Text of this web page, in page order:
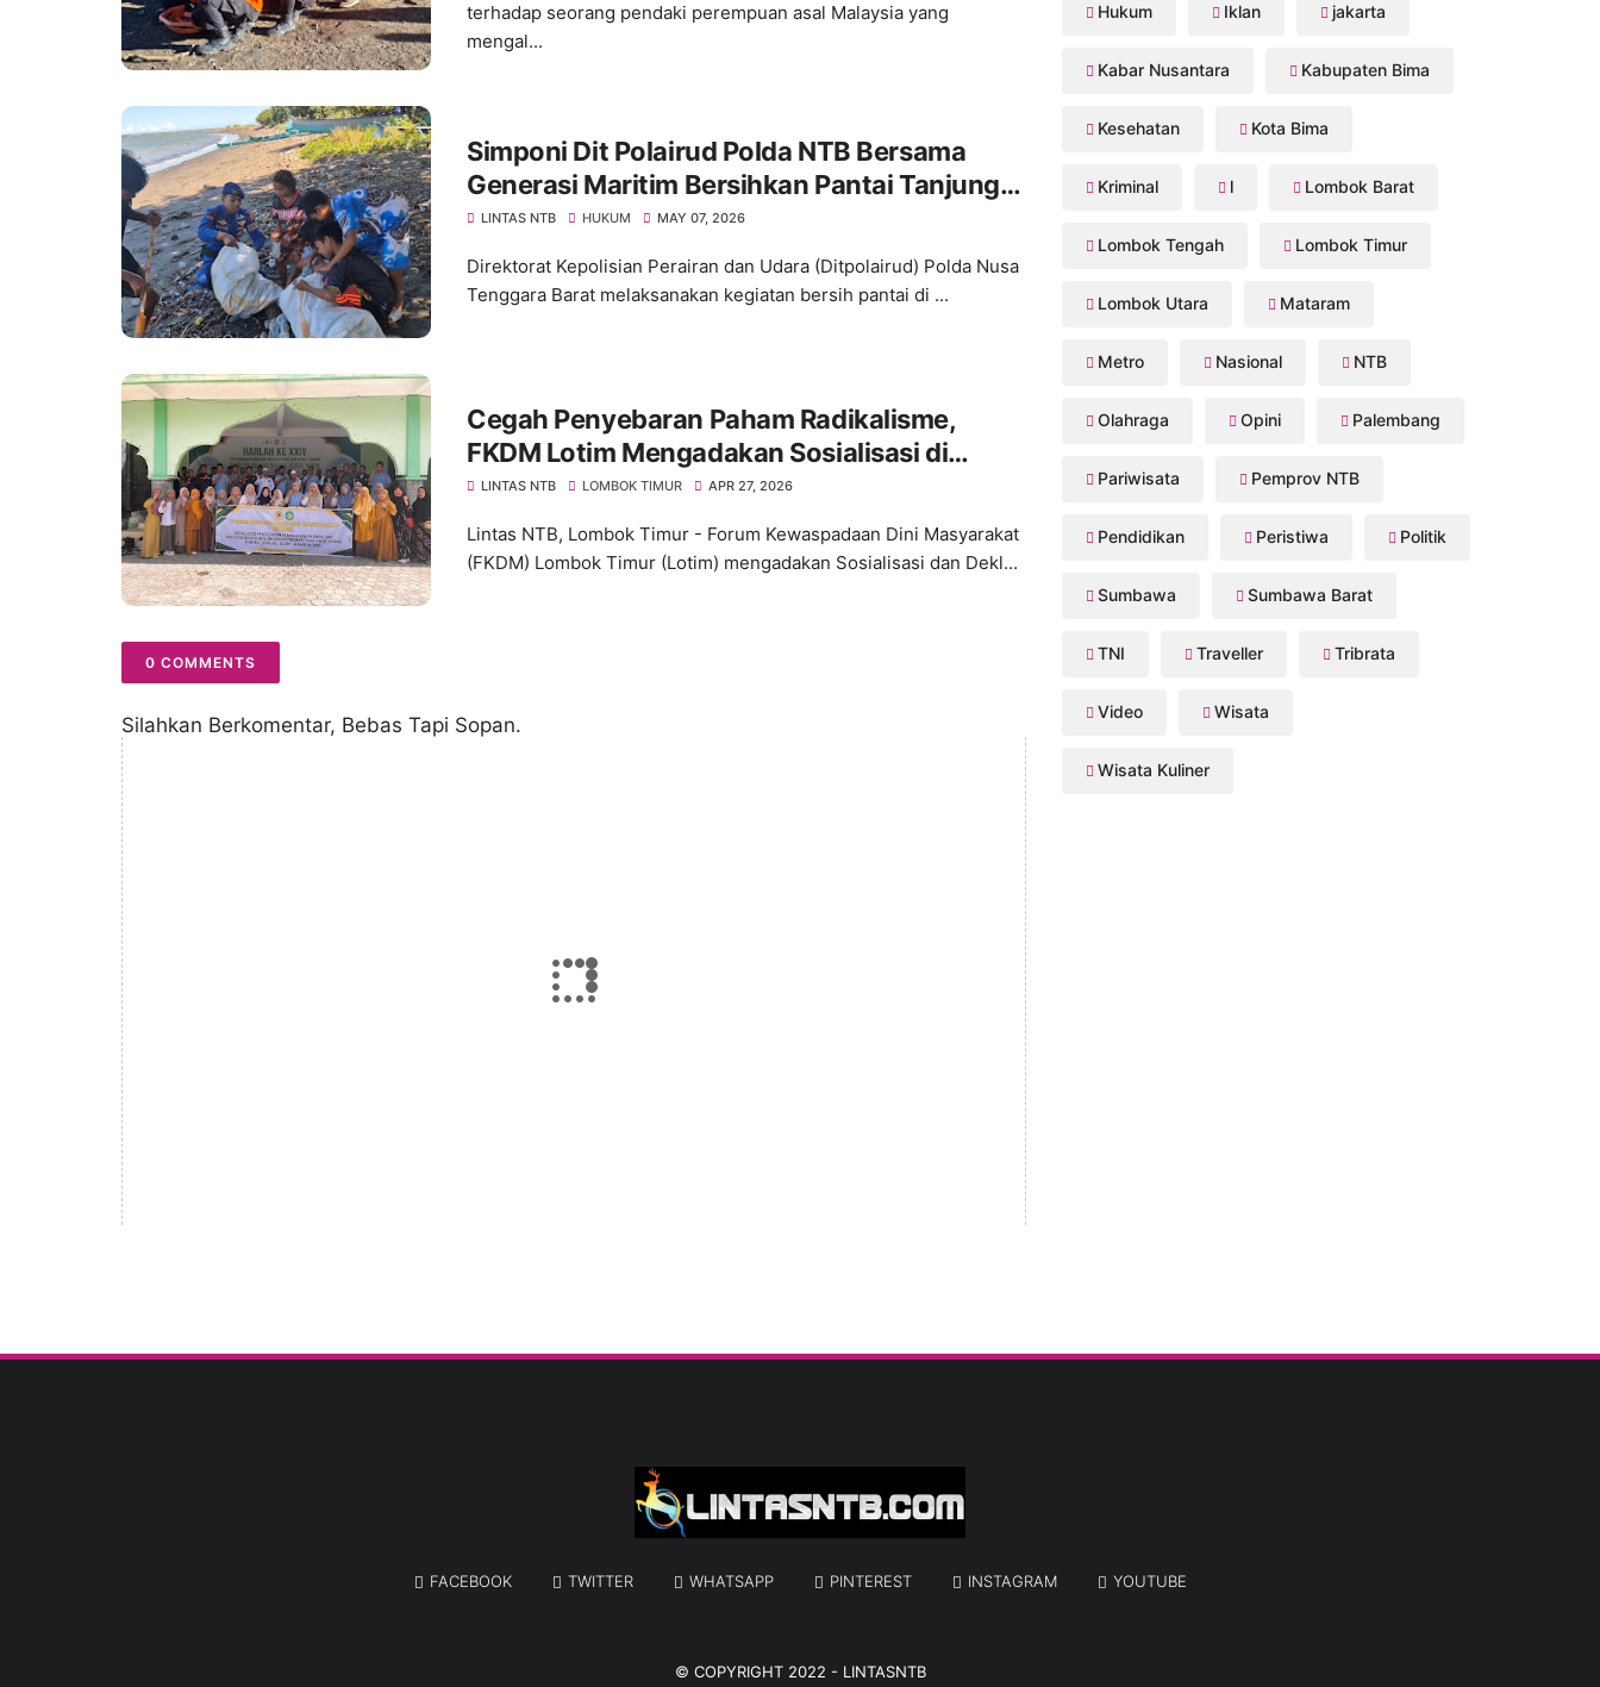
terhadap seorang pendaki perempuan asal Malaysia yang
mengal...
Simponi Dit Polairud Polda NTB Bersama
Generasi Maritim Bersihkan Pantai Tanjung
Luar
LINTAS NTB HUKUM MAY 07, 2026
Direktorat Kepolisian Perairan dan Udara (Ditpolairud) Polda Nusa
Tenggara Barat melaksanakan kegiatan bersih pantai di ...
Cegah Penyebaran Paham Radikalisme,
FKDM Lotim Mengadakan Sosialisasi di
Pondok Pesantren
LINTAS NTB LOMBOK TIMUR APR 27, 2026
Lintas NTB, Lombok Timur - Forum Kewaspadaan Dini Masyarakat
(FKDM) Lombok Timur (Lotim) mengadakan Sosialisasi dan Dekl...
0 COMMENTS
Silahkan Berkomentar, Bebas Tapi Sopan.
Hukum Iklan jakarta
Kabar Nusantara Kabupaten Bima
Kesehatan Kota Bima
Kriminal l Lombok Barat
Lombok Tengah Lombok Timur
Lombok Utara Mataram
Metro Nasional NTB
Olahraga Opini Palembang
Pariwisata Pemprov NTB
Pendidikan Peristiwa Politik
Sumbawa Sumbawa Barat
TNI Traveller Tribrata
Video Wisata
Wisata Kuliner
FACEBOOK TWITTER WHATSAPP PINTEREST INSTAGRAM YOUTUBE
© COPYRIGHT 2022 - LINTASNTB